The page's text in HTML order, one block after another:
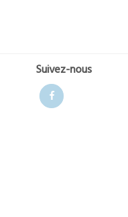
Suivez-nous
Facebook